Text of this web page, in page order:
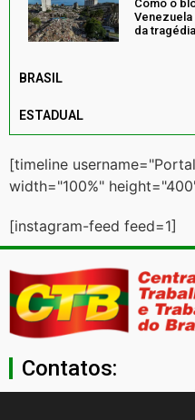
Como o
da
BRASIL
ESTADUAL
[timeline
width="100%"
[instagram-feed feed=1]
Contatos: